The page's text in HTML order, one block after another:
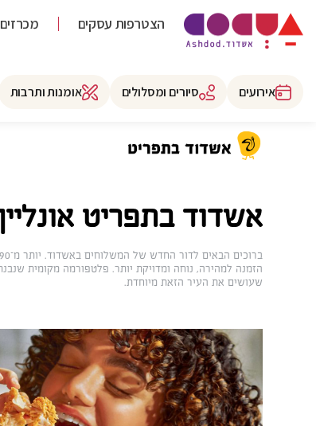
הצטרפות עסקים מכרזים
אירועים סיורים ומסלולים אומנות ותרבות